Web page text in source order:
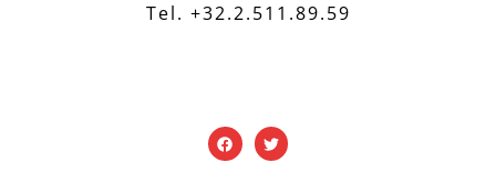
Tel. +32.2.511.89.59